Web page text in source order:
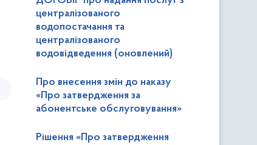
централізованого
водопостачання та
централізованого
водовідведення (оновлений)
Про внесення змін до наказу
«Про затвердження за
абонентське обслуговування»
Рішення «Про затвердження